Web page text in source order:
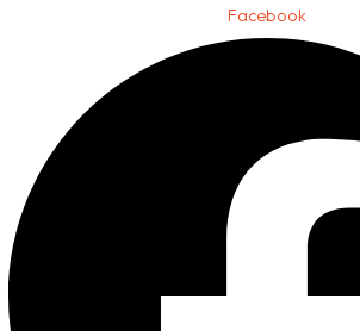
Facebook